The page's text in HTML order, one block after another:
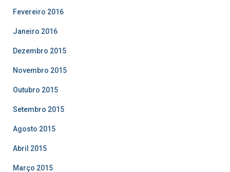
Fevereiro 2016
Janeiro 2016
Dezembro 2015
Novembro 2015
Outubro 2015
Setembro 2015
Agosto 2015
Abril 2015
Março 2015